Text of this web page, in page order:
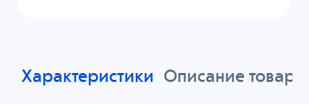
Характеристики Описание товара